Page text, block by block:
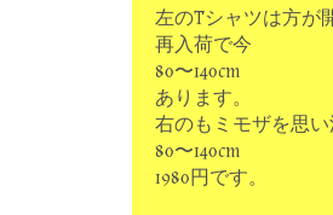
左のTシャツは方が
再入荷で今
80〜140cm
あります。
右のもミモザを思い
80〜140cm
1980円です。